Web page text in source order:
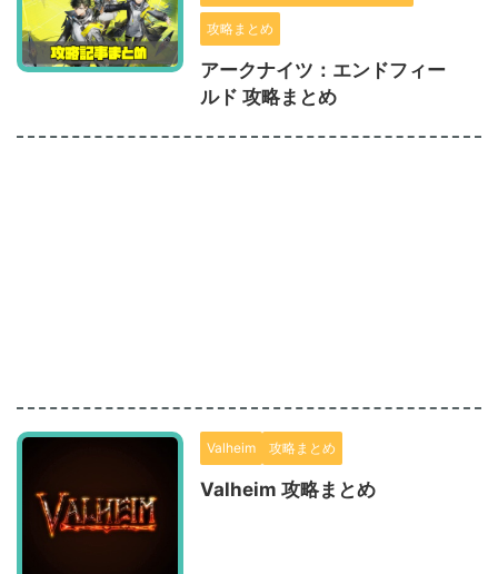
攻略まとめ
アークナイツ：エンドフィー
ルド 攻略まとめ
Valheim 攻略まとめ
Valheim 攻略まとめ